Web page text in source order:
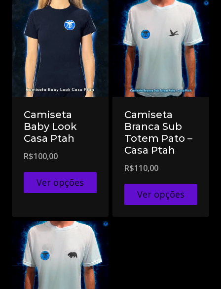
Camiseta
Baby Look
Casa Ptah
R$100,00
Ver opções
Camiseta
Branca Sub
Totem Pato –
Casa Ptah
R$110,00
Ver opções